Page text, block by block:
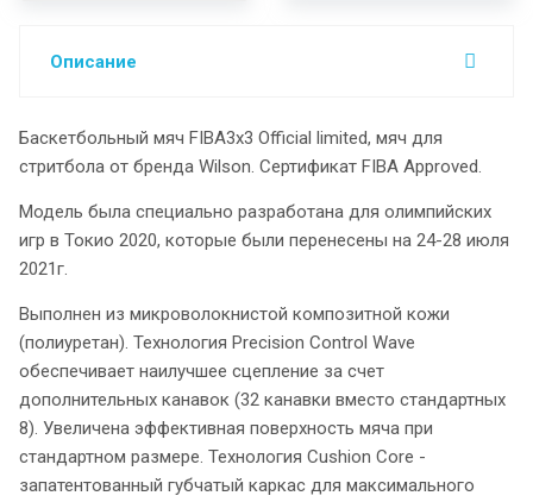
Описание
Баскетбольный мяч FIBA3x3 Official limited, мяч для
стритбола от бренда Wilson. Сертификат FIBA Approved.
Модель была специально разработана для олимпийских
игр в Токио 2020, которые были перенесены на 24-28 июля
2021г.
Выполнен из микроволокнистой композитной кожи
(полиуретан). Технология Precision Control Wave
обеспечивает наилучшее сцепление за счет
дополнительных канавок (32 канавки вместо стандартных
8). Увеличена эффективная поверхность мяча при
стандартном размере. Технология Cushion Core -
запатентованный губчатый каркас для максимального